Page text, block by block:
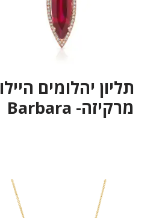
תליון יהלומים היילו
מרקיזה- Barbara